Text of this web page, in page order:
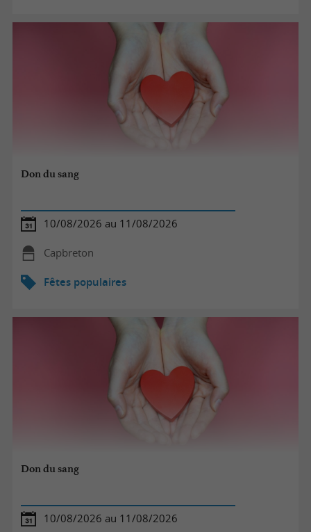
Don du sang
10/08/2026 au 11/08/2026
Capbreton
Fêtes populaires
Don du sang
10/08/2026 au 11/08/2026